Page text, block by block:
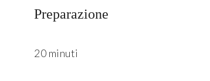
Preparazione
20 minuti